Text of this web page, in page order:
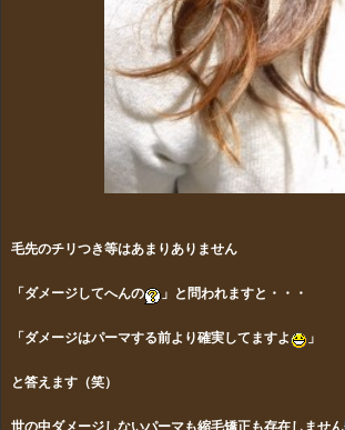
毛先のチリつき等はあまりありません
「ダメージしてへんの 」と問われますと・・・
「ダメージはパーマする前より確実してますよ 」
と答えます（笑）
世の中ダメージしないパーマも縮毛矯正も存在しません